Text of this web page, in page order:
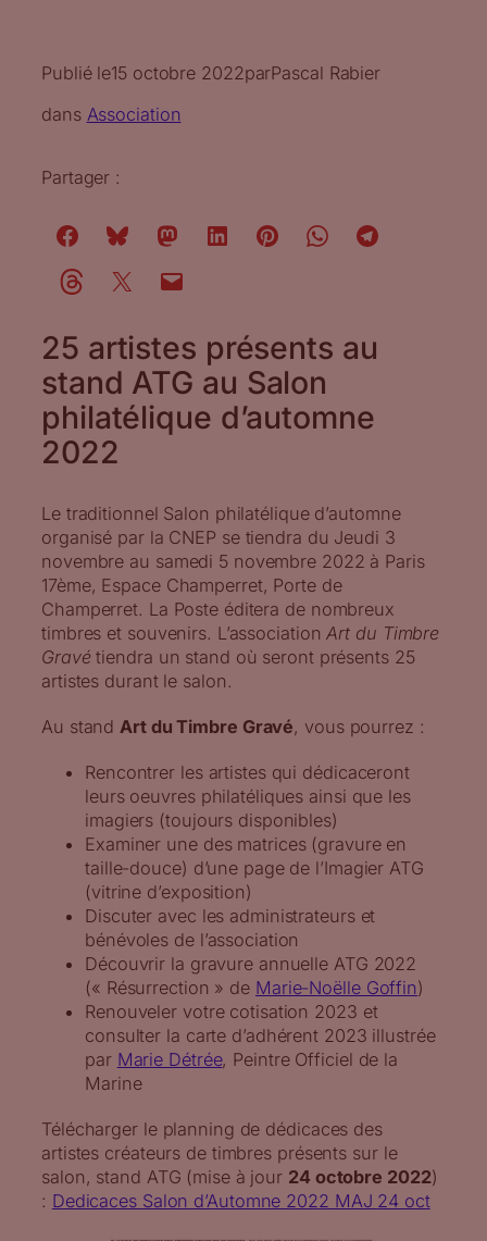
Publié le15 octobre 2022parPascal Rabier
dans Association
Partager :
25 artistes présents au
stand ATG au Salon
philatélique d’automne
2022
Le traditionnel Salon philatélique d’automne
organisé par la CNEP se tiendra du Jeudi 3
novembre au samedi 5 novembre 2022 à Paris
17ème, Espace Champerret, Porte de
Champerret. La Poste éditera de nombreux
timbres et souvenirs. L’associationArt du Timbre
Gravétiendra un stand où seront présents 25
artistes durant le salon.
Au stand Art du Timbre Gravé, vous pourrez :
Rencontrer les artistes qui dédicaceront
leurs oeuvres philatéliques ainsi que les
imagiers (toujours disponibles)
Examiner une des matrices (gravure en
taille-douce) d’une page de l’Imagier ATG
(vitrine d’exposition)
Discuter avec les administrateurs et
bénévoles de l’association
Découvrir la gravure annuelle ATG 2022
(« Résurrection » de Marie-Noëlle Goffin)
Renouveler votre cotisation 2023 et
consulter la carte d’adhérent 2023 illustrée
par Marie Détrée, Peintre Officiel de la
Marine
Télécharger le planning de dédicaces des
artistes créateurs de timbres présents sur le
salon, stand ATG (mise à jour 24 octobre 2022)
: Dedicaces Salon d’Automne 2022 MAJ 24 oct